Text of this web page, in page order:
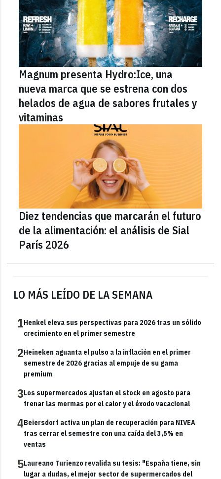
LO MÁS LEÍDO DE LA SEMANA
1Henkel eleva sus perspectivas para 2026 tras un sólido
crecimiento en el primer semestre
2Heineken aguanta el pulso a la inflación en el primer
semestre de 2026 gracias al empuje de su gama
premium
3Los supermercados ajustan el stock en agosto para
frenar las mermas por el calor y el éxodo vacacional
4Beiersdorf activa un plan de recuperación para NIVEA
tras cerrar el semestre con una caída del 3,5% en
ventas
5Laureano Turienzo revalida su tesis: "España tiene, sin
lugar a dudas, el mejor sector de supermercados del
Magnum presenta Hydro:Ice, una
nueva marca que se estrena con dos
helados de agua de sabores frutales y
vitaminas
Diez tendencias que marcarán el futuro
de la alimentación: el análisis de Sial
París 2026